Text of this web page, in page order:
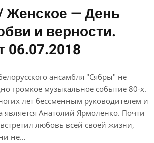
Женское — День
и верности.
06.07.2018
ансамбля "Сябры" не
громкое музыкальное событие 80-х.
лет бессменным руководителем и
является Анатолий Ярмоленко. Почти
любовь всей своей жизни,
не…